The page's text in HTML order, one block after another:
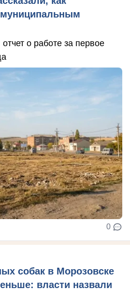
о работе за первое
0
собак в Морозовске
власти назвали